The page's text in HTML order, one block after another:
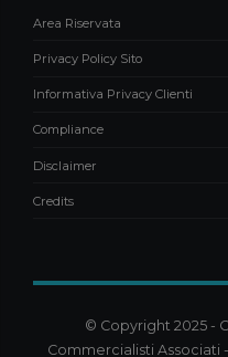
Area Riservata
Privacy Policy Sito
Informativa Privacy Clienti
Compliance
Disclaimer
Credits
© Copyright 2025 -
Commercialisti Associati -